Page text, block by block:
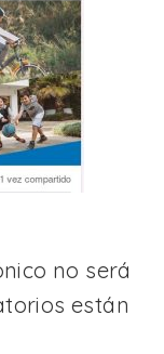
no será
están